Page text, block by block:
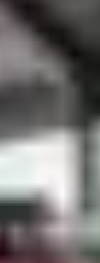
door(DOC, 262 KB)